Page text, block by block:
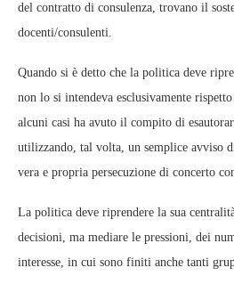
del contratto di consulenza, trovano il
docenti/consulenti.
Quando si è detto che la politica deve
non lo si intendeva esclusivamente
alcuni casi ha avuto il compito di
utilizzando, tal volta, un semplice avviso
vera e propria persecuzione di concerto
La politica deve riprendere la sua
decisioni, ma mediare le pressioni, dei
interesse, in cui sono finiti anche tanti